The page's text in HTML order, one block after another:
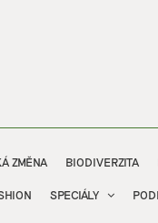
ZMĚNA BIODIVERZITA
SPECIÁLY